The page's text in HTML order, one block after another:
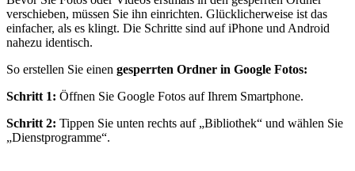
verschieben, müssen Sie ihn einrichten. Glücklicherweise ist das
einfacher, als es klingt. Die Schritte sind auf iPhone und Android
nahezu identisch.
So erstellen Sie einen gesperrten Ordner in Google Fotos:
Schritt 1: Öffnen Sie Google Fotos auf Ihrem Smartphone.
Schritt 2: Tippen Sie unten rechts auf „Bibliothek“ und wählen Sie
„Dienstprogramme“.